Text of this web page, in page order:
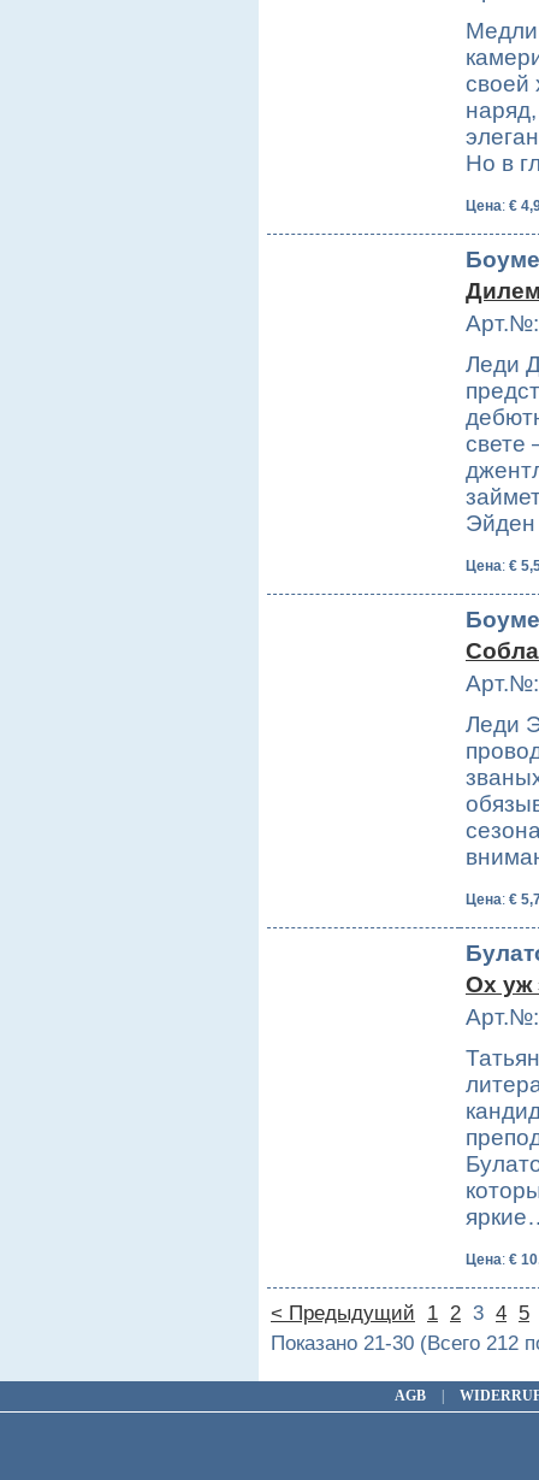
своей
Но в
Цена: €
Леди
свете
Цена: €
Леди
Цена: €
Ох уж
Цена: €
< Предыдущий 1 2 3 4 5
Показано 21-30 (Всего 212
AGB